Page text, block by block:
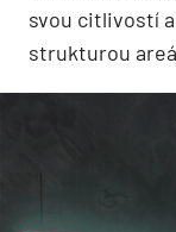
svou citlivostí
strukturou